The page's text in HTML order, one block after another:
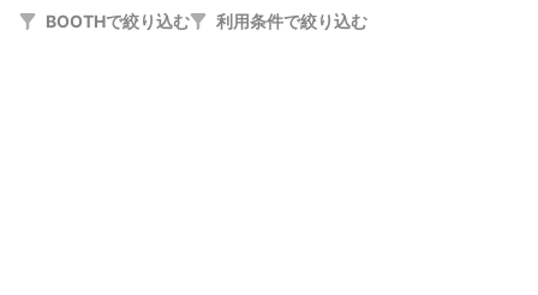
BOOTHで絞り込む 利用条件で絞り込む